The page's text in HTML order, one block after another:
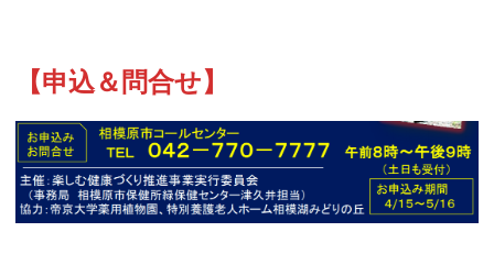
【申込＆問合せ】